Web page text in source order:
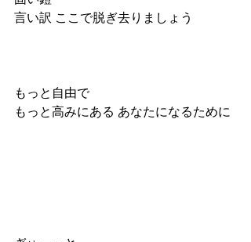
言い訳 ここで脱ぎ去りましょう
もっと自由で
もっと高みにある あなたになるために